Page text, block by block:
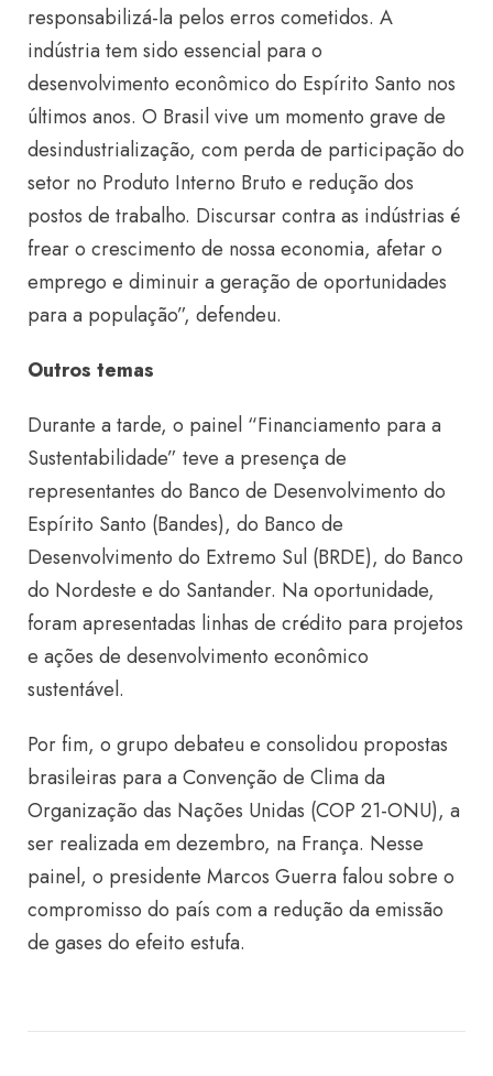
responsabilizá-la pelos erros cometidos. A
indústria tem sido essencial para o
desenvolvimento econômico do Espírito Santo nos
últimos anos. O Brasil vive um momento grave de
desindustrialização, com perda de participação do
setor no Produto Interno Bruto e redução dos
postos de trabalho. Discursar contra as indústrias é
frear o crescimento de nossa economia, afetar o
emprego e diminuir a geração de oportunidades
para a população”, defendeu.
Outros temas
Durante a tarde, o painel “Financiamento para a
Sustentabilidade” teve a presença de
representantes do Banco de Desenvolvimento do
Espírito Santo (Bandes), do Banco de
Desenvolvimento do Extremo Sul (BRDE), do Banco
do Nordeste e do Santander. Na oportunidade,
foram apresentadas linhas de crédito para projetos
e ações de desenvolvimento econômico
sustentável.
Por fim, o grupo debateu e consolidou propostas
brasileiras para a Convenção de Clima da
Organização das Nações Unidas (COP 21-ONU), a
ser realizada em dezembro, na França. Nesse
painel, o presidente Marcos Guerra falou sobre o
compromisso do país com a redução da emissão
de gases do efeito estufa.